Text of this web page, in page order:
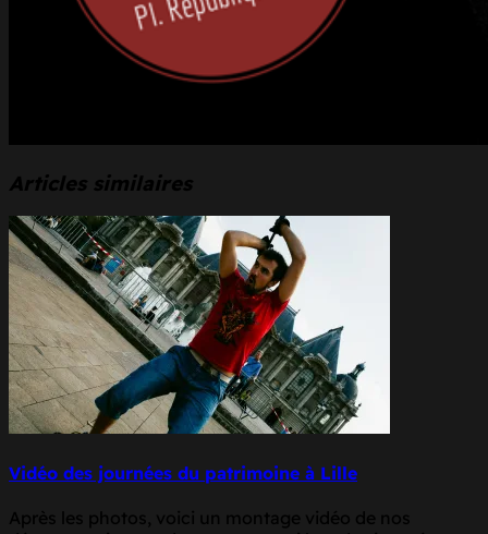
Articles similaires
Vidéo des journées du patrimoine à Lille
Après les photos, voici un montage vidéo de nos